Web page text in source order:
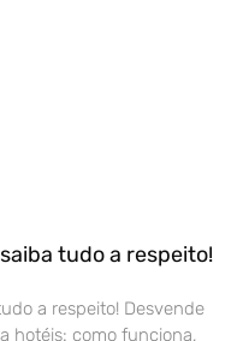
tudo a respeito!
a respeito! Desvende
hotéis: como funciona,